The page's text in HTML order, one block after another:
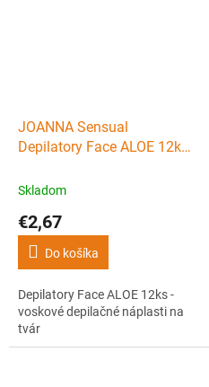
JOANNA Sensual
Depilatory Face ALOE 12ks
náplasti na tvár
Skladom
€2,67
Do košíka
Depilatory Face ALOE 12ks -
voskové depilačné náplasti na
tvár